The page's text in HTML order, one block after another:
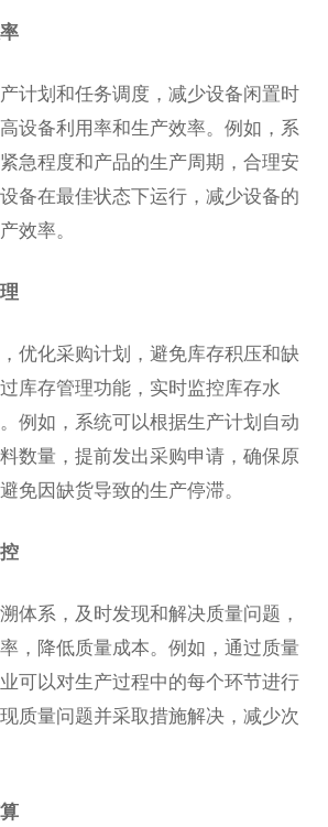
计划和任务调度，减少设备闲置时
设备利用率和生产效率。例如，系
急程度和产品的生产周期，合理安
备在最佳状态下运行，减少设备的
效率。
优化采购计划，避免库存积压和缺
库存管理功能，实时监控库存水
例如，系统可以根据生产计划自动
数量，提前发出采购申请，确保原
免因缺货导致的生产停滞。
体系，及时发现和解决质量问题，
，降低质量成本。例如，通过质量
可以对生产过程中的每个环节进行
质量问题并采取措施解决，减少次